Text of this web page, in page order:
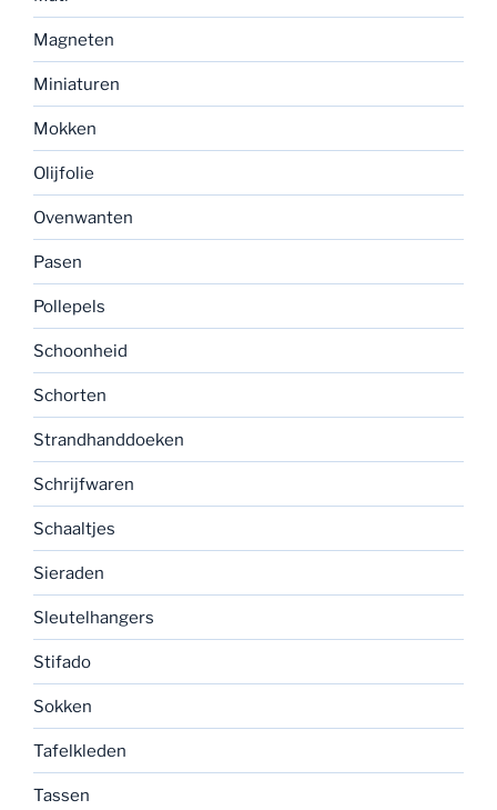
Magneten
Miniaturen
Mokken
Olijfolie
Ovenwanten
Pasen
Pollepels
Schoonheid
Schorten
Strandhanddoeken
Schrijfwaren
Schaaltjes
Sieraden
Sleutelhangers
Stifado
Sokken
Tafelkleden
Tassen